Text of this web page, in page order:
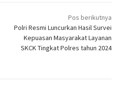
Pos berikutnya
Polri Resmi Luncurkan Hasil Survei
Kepuasan Masyarakat Layanan
SKCK Tingkat Polres tahun 2024